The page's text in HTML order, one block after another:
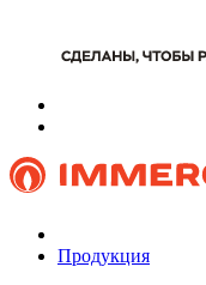
Продукция